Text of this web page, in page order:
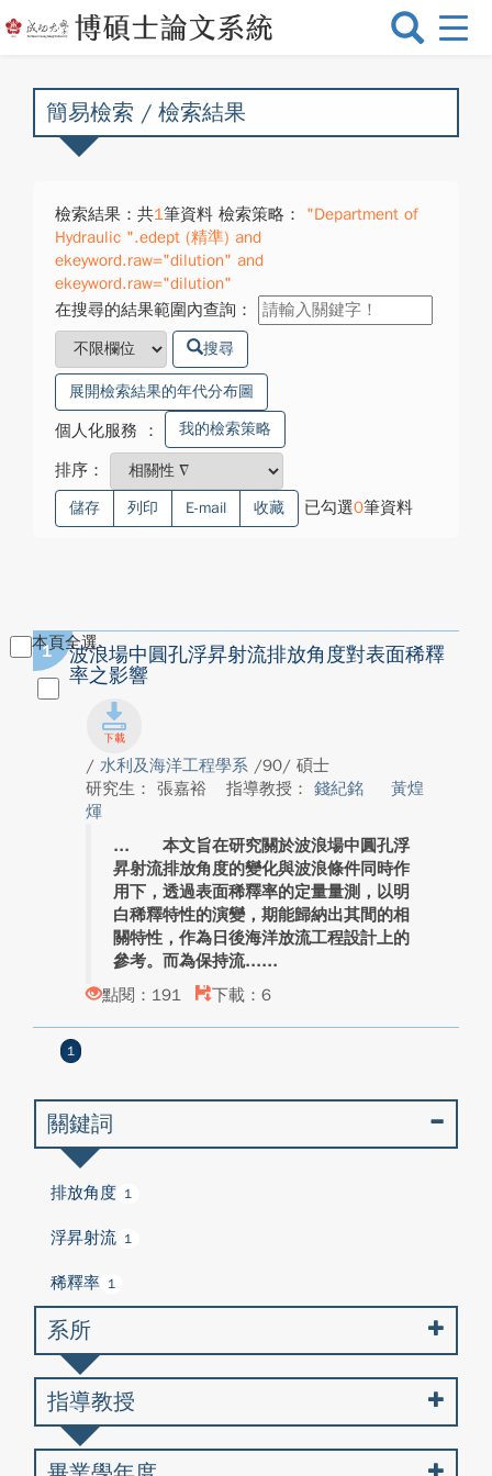
選
換
簡易檢索 / 檢索結果
檢索結果：共1筆資料 檢索策略：
"Department of
Hydraulic ".edept (精準) and
ekeyword.raw="dilution" and
ekeyword.raw="dilution"
在搜尋的結果範圍內查詢：
搜尋
展開檢索結果的年代分布圖
個人化服務 ： 我的檢索策略
排序：
儲存 列印 E-mail 收藏 已勾選0筆資料
本頁全選
1
波浪場中圓孔浮昇射流排放角度對表面稀釋
率之影響
/ 水利及海洋工程學系 /90/ 碩士
研究生： 張嘉裕
指導教授： 錢紀銘
黃煌
煇
本文旨在研究關於波浪場中圓孔浮
昇射流排放角度的變化與波浪條件同時作
用下，透過表面稀釋率的定量量測，以明
白稀釋特性的演變，期能歸納出其間的相
關特性，作為日後海洋放流工程設計上的
參考。而為保持流...
點閱：191
下載：6
1
關鍵詞
排放角度 1
浮昇射流 1
稀釋率 1
系所
指導教授